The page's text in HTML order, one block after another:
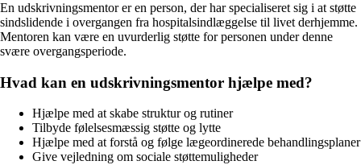
En udskrivningsmentor er en person, der har specialiseret sig i at støtte
sindslidende i overgangen fra hospitalsindlæggelse til livet derhjemme.
Mentoren kan være en uvurderlig støtte for personen under denne
svære overgangsperiode.
Hvad kan en udskrivningsmentor hjælpe med?
Hjælpe med at skabe struktur og rutiner
Tilbyde følelsesmæssig støtte og lytte
Hjælpe med at forstå og følge lægeordinerede behandlingsplaner
Give vejledning om sociale støttemuligheder